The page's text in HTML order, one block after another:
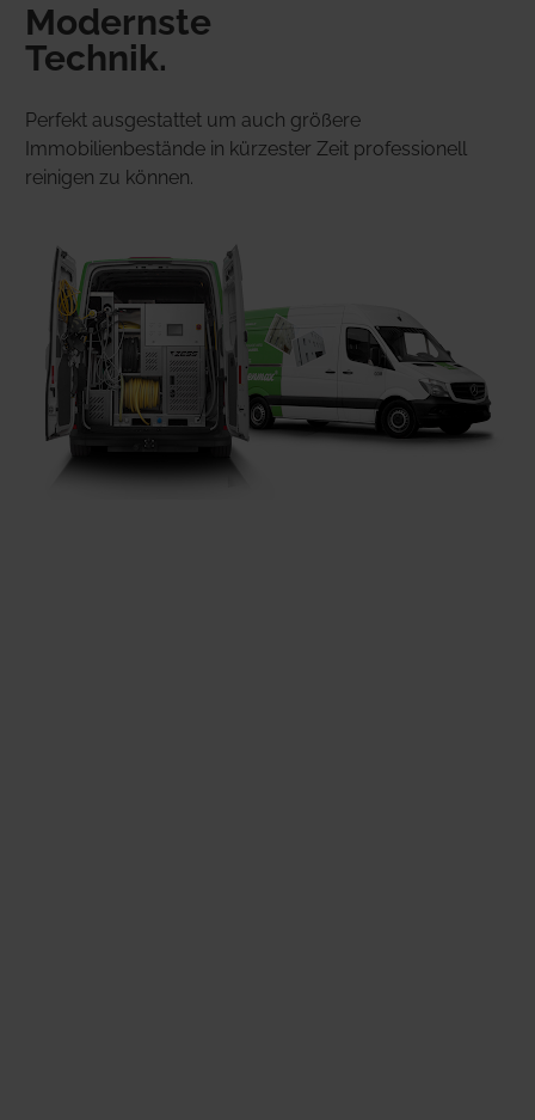
Modernste
Technik.
Perfekt ausgestattet um auch größere
Immobilienbestände in kürzester Zeit professionell
reinigen zu können.